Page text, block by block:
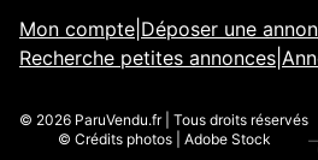
Mon compte Déposer une
Recherche petites annonces
© 2026 ParuVendu.fr | Tous droits réservés
© Crédits photos | Adobe Stock